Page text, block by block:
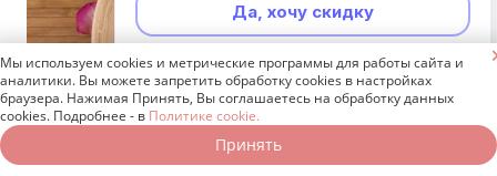
Да, хочу скидку
Неинтересно
Мы используем cookies и метрические программы для работы сайта и
аналитики. Вы можете запретить обработку cookies в настройках
браузера. Нажимая Принять, Вы соглашаетесь на обработку данных
cookies. Подробнее - в Политике cookie.
Принять